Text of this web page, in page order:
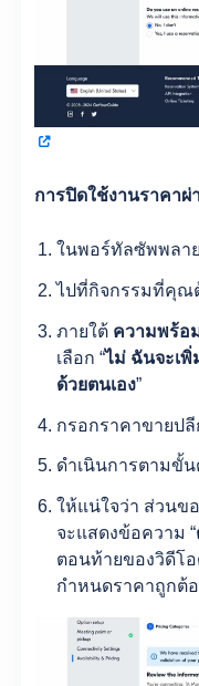
การปิดใช้งานราคาผ่
ในพอร์ทัลซัพพลา
ไปที่กิจกรรมที่คุณ
ภายใต้ ความพร้อ
เลือก “ไม่ ฉันจะเ
ด้วยตนเอง”
กรอกราคาขายปลี
ดำเนินการตามขั้
ให้แน่ใจว่า ส่วนข
จะแสดงข้อความ “
ตอนท้ายของวิดีโ
กำหนดราคาถูกต้